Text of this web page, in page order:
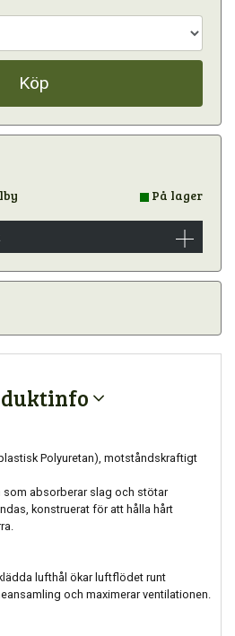
Köp
På lager
Polyuretan), motståndskraftigt
som absorberar slag och stötar
konstruerat för att hålla hårt
lufthål ökar luftflödet runt
och maximerar ventilationen.